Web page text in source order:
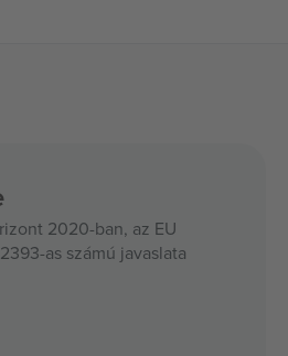
2020-ban, az EU
as számú javaslata